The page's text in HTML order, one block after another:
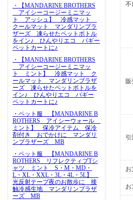
・【MANDARINE BROTHERS
アイシーコージーミニマッ
ト アッシュ】 冷感マット
クールマット マンダリンブラ
ザーズ 凍らせたペットボトル
をイン♪ ひんやりエコ バギー
ペットカートに♪
・【MANDARINE BROTHERS
アイシーコージーミニマッ
ト ミント】 冷感マット ク
ールマット マンダリンブラザ
ーズ 凍らせたペットボトルを
イン♪ ひんやりエコ バギー
ペットカートに♪
・ペット服 【MANDARINE B
ROTHERS アイシーウォール
ミント】 保冷アイテム 保冷
剤付き おでかけに マンダリ
ンブラザーズ MB
・ペット服 【MANDARINE B
ROTHERS リフレクティブTシ
ャツ ミント S・M・MD・
L・XL・XXL・3L・4L・5L】
光反射テープ夜のお散歩に 接
触冷感生地 マンダリンブラザ
ーズ MB
不
販
引
お
お